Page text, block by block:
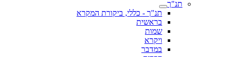
תנ"ך
תנ"ך - כללי, ביקורת המקרא
בראשית
שמות
ויקרא
במדבר